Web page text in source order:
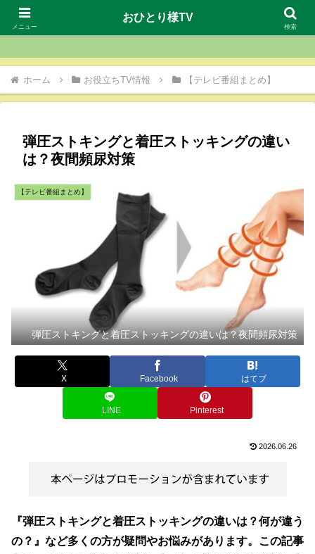
おひとり様TV
ホーム お役立ちTV情報 【テレビ番組まとめ】
弾圧ストキングと着圧ストッキングの違い
は？夜間頻尿対策
【テレビ番組まとめ】
弾圧ストキングと着圧ストッキングの違いは？夜間頻尿対策
X Facebook はてブ
LINE Pinterest
2026.06.26
『弾圧ストキングと着圧ストッキングの違いは？何が違う
の？』など多くの方が疑問やお悩みがあります。この記事
メニュー
おひとり様TV
検索